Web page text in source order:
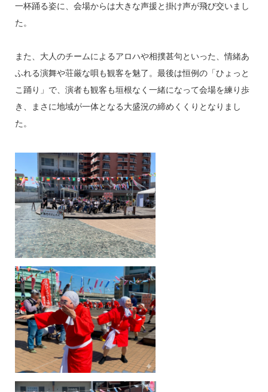
一杯踊る姿に、会場からは大きな声援と掛け声が飛び交いまし
た。
また、大人のチームによるアロハや相撲甚句といった、情緒あ
ふれる演舞や荘厳な唄も観客を魅了。最後は恒例の「ひょっと
こ踊り」で、演者も観客も垣根なく一緒になって会場を練り歩
き、まさに地域が一体となる大盛況の締めくくりとなりまし
た。